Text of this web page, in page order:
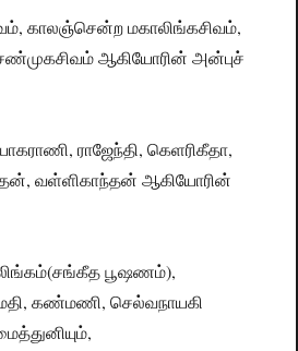
காலஞ்சென்ற மகாலிங்கசிவம்,
ஆகியோரின் அன்புச்
ராஜேந்தி, கெளரிகீதா,
வள்ளிகாந்தன் ஆகியோரின்
பூஷணம்),
கண்மணி, செல்வநாயகி